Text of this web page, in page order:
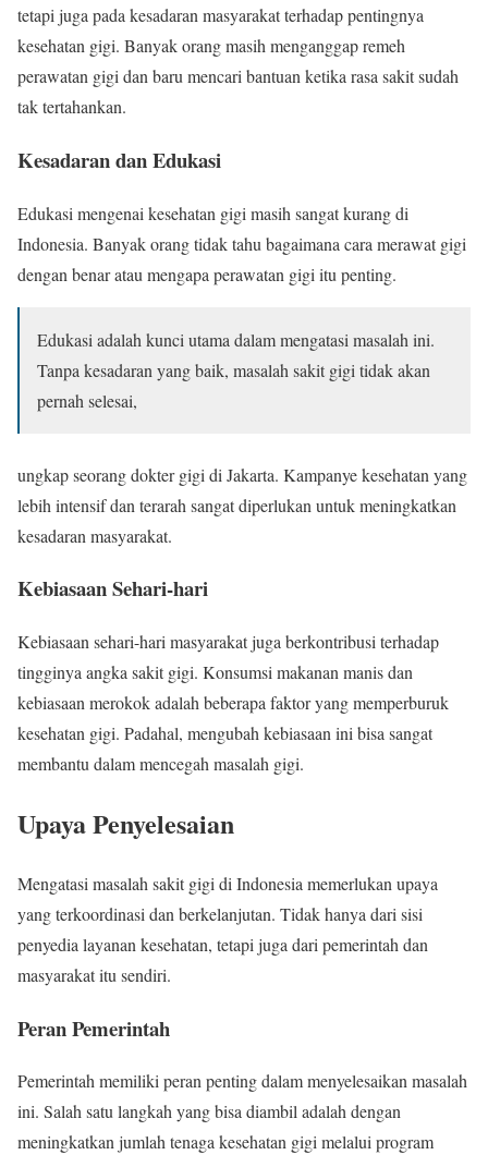
tetapi juga pada kesadaran masyarakat terhadap pentingnya
kesehatan gigi. Banyak orang masih menganggap remeh
perawatan gigi dan baru mencari bantuan ketika rasa sakit sudah
tak tertahankan.
Kesadaran dan Edukasi
Edukasi mengenai kesehatan gigi masih sangat kurang di
Indonesia. Banyak orang tidak tahu bagaimana cara merawat gigi
dengan benar atau mengapa perawatan gigi itu penting.
Edukasi adalah kunci utama dalam mengatasi masalah ini.
Tanpa kesadaran yang baik, masalah sakit gigi tidak akan
pernah selesai,
ungkap seorang dokter gigi di Jakarta. Kampanye kesehatan yang
lebih intensif dan terarah sangat diperlukan untuk meningkatkan
kesadaran masyarakat.
Kebiasaan Sehari-hari
Kebiasaan sehari-hari masyarakat juga berkontribusi terhadap
tingginya angka sakit gigi. Konsumsi makanan manis dan
kebiasaan merokok adalah beberapa faktor yang memperburuk
kesehatan gigi. Padahal, mengubah kebiasaan ini bisa sangat
membantu dalam mencegah masalah gigi.
Upaya Penyelesaian
Mengatasi masalah sakit gigi di Indonesia memerlukan upaya
yang terkoordinasi dan berkelanjutan. Tidak hanya dari sisi
penyedia layanan kesehatan, tetapi juga dari pemerintah dan
masyarakat itu sendiri.
Peran Pemerintah
Pemerintah memiliki peran penting dalam menyelesaikan masalah
ini. Salah satu langkah yang bisa diambil adalah dengan
meningkatkan jumlah tenaga kesehatan gigi melalui program